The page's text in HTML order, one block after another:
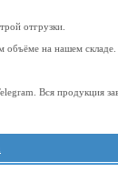
отгрузки.
объёме на нашем складе.
Вся продукция